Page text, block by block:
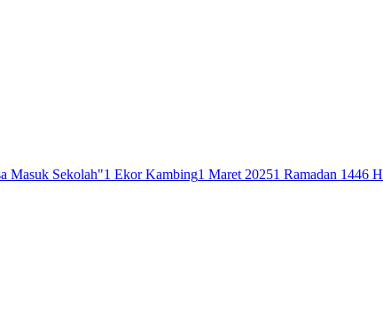
Masuk Sekolah"1 Ekor Kambing1 Maret 20251 Ramadan 1446 H